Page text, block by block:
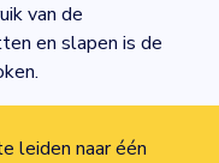
van de
en slapen is de
leiden naar één